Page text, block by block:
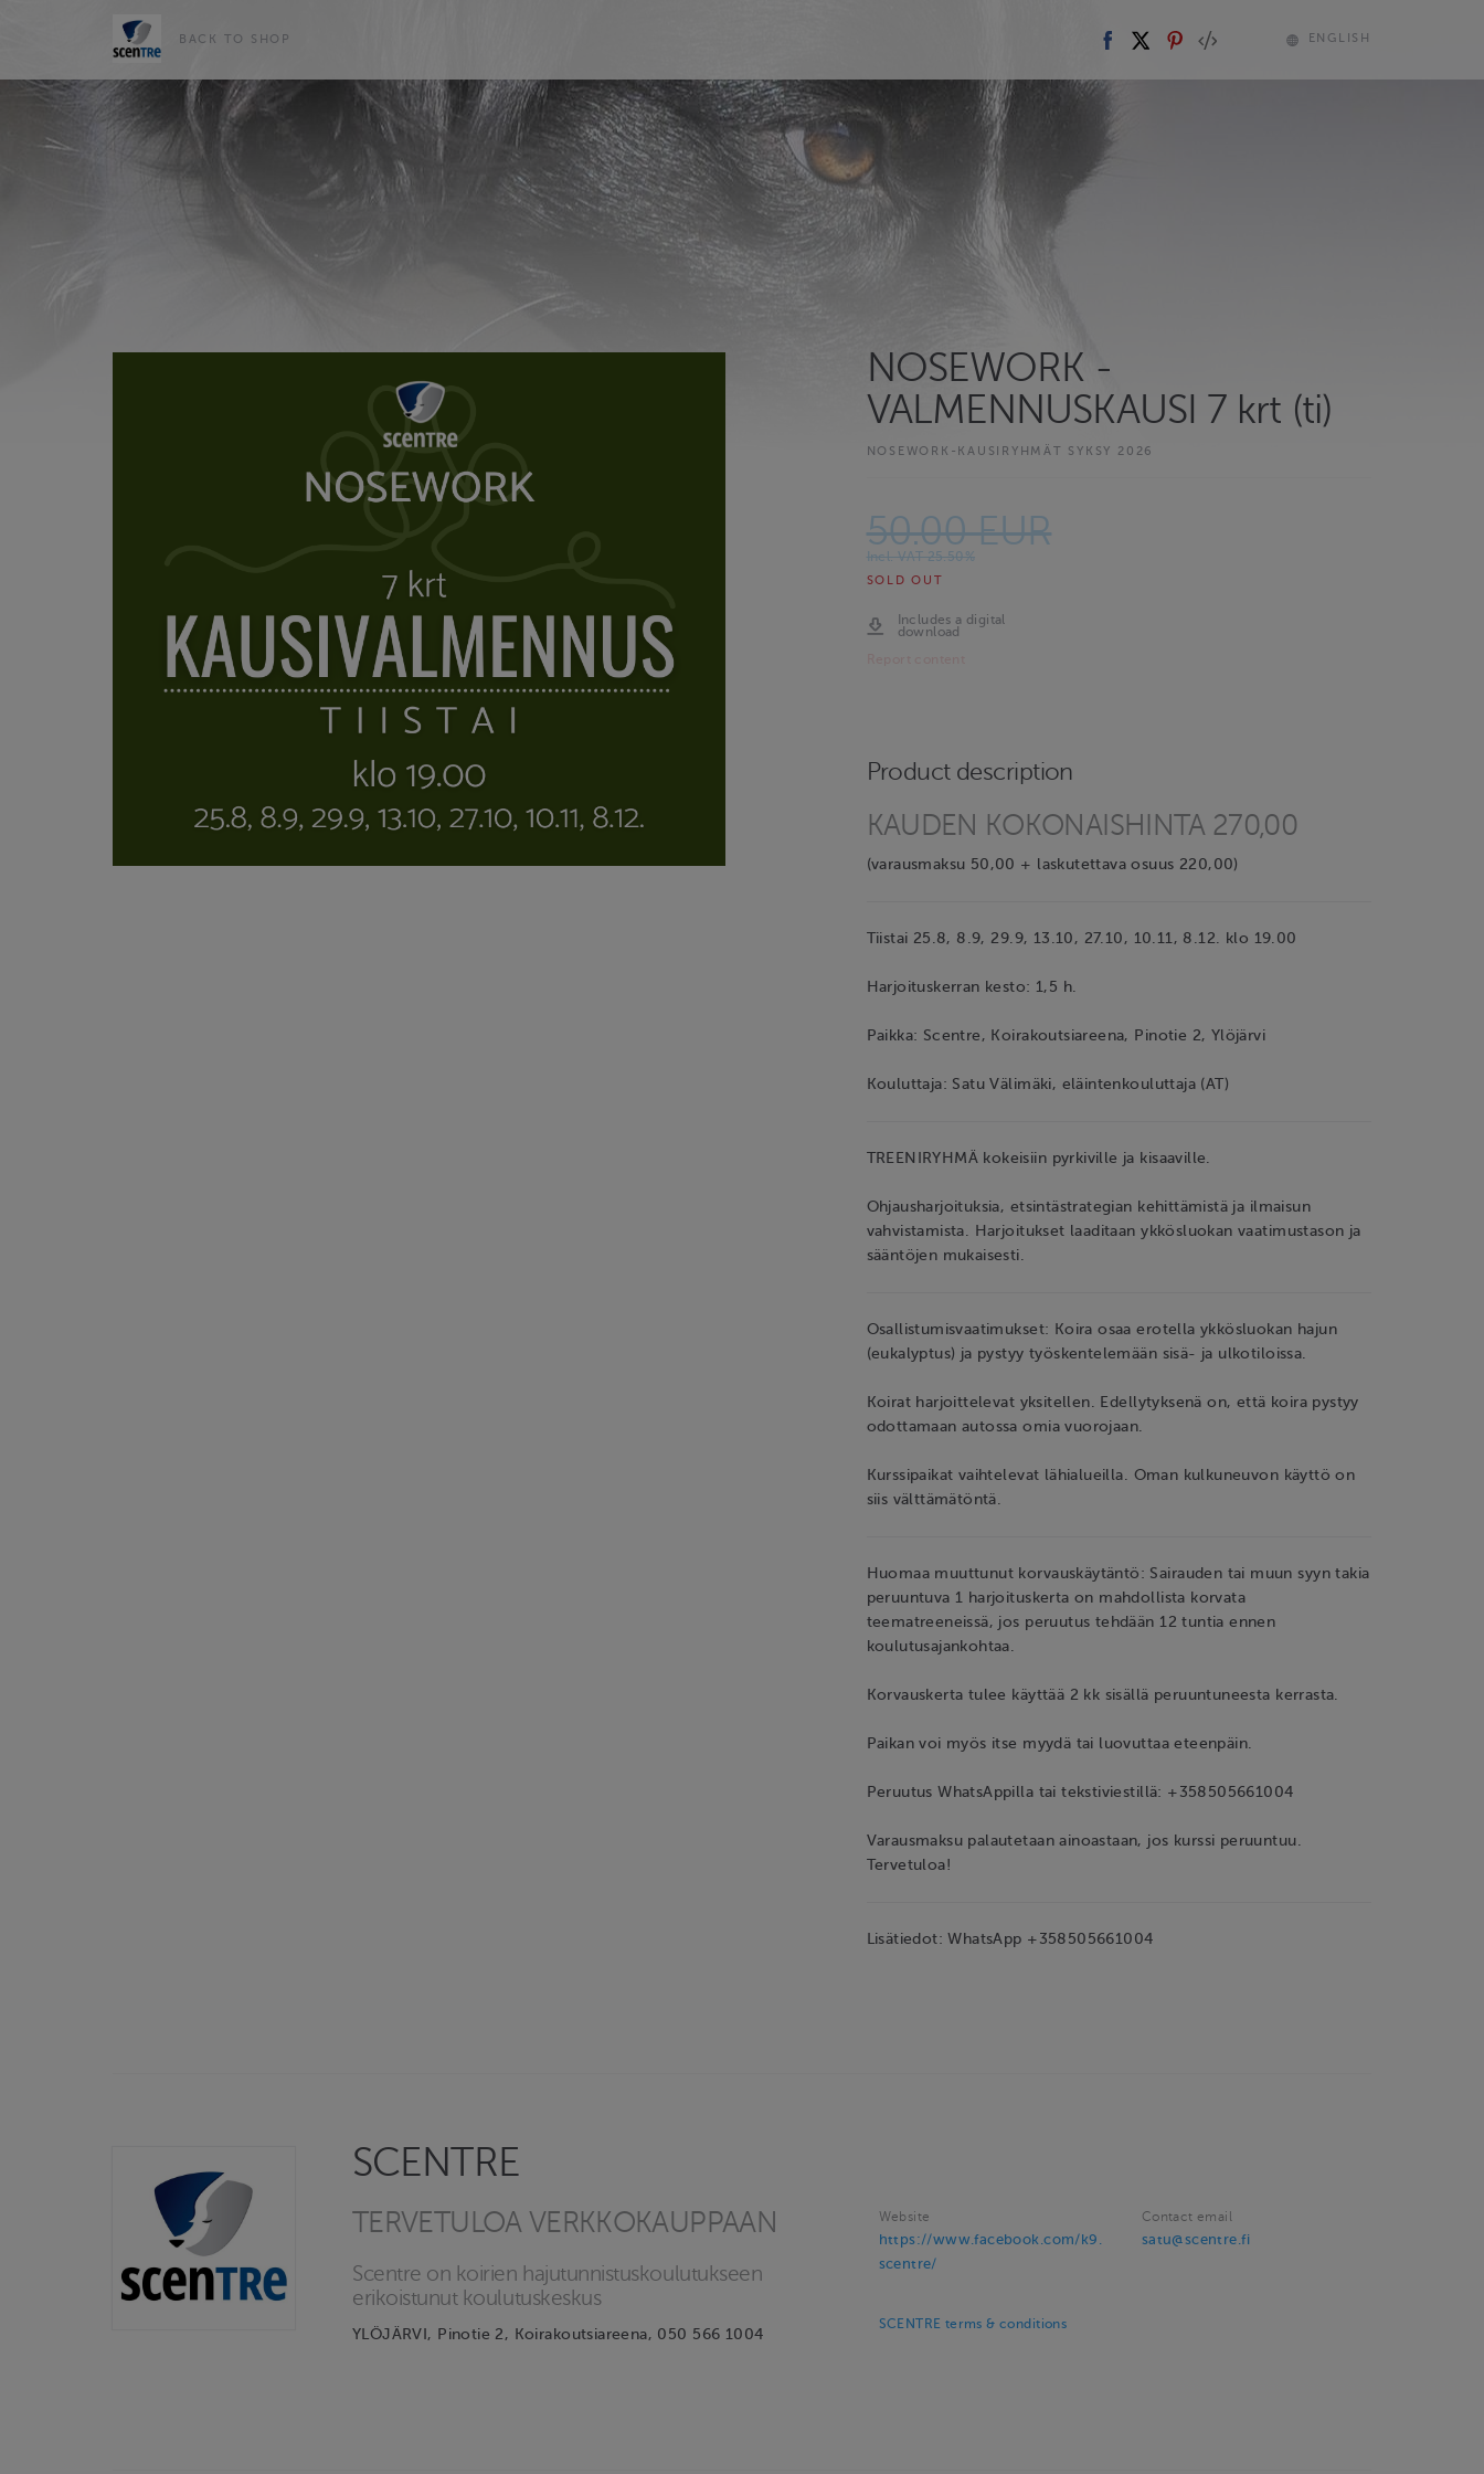
BACK TO SHOP ENGLISH
NOSEWORK -
VALMENNUSKAUSI 7 krt (ti)
NOSEWORK-KAUSIRYHMÄT SYKSY 2026
50.00 EUR
Incl. VAT 25.50%
SOLD OUT
Includes a digital
download
Product description
KAUDEN KOKONAISHINTA 270,00
(varausmaksu 50,00 + laskutettava osuus 220,00)
Tiistai 25.8, 8.9, 29.9, 13.10, 27.10, 10.11, 8.12. klo 19.00
Harjoituskerran kesto: 1,5 h.
Paikka: Scentre, Koirakoutsiareena, Pinotie 2, Ylöjärvi
Kouluttaja: Satu Välimäki, eläintenkouluttaja (AT)
TREENIRYHMÄ kokeisiin pyrkiville ja kisaaville.
Ohjausharjoituksia, etsintästrategian kehittämistä ja ilmaisun
vahvistamista. Harjoitukset laaditaan ykkösluokan vaatimustason ja
sääntöjen mukaisesti.
Osallistumisvaatimukset: Koira osaa erotella ykkösluokan hajun
(eukalyptus) ja pystyy työskentelemään sisä- ja ulkotiloissa.
Koirat harjoittelevat yksitellen. Edellytyksenä on, että koira pystyy
odottamaan autossa omia vuorojaan.
Kurssipaikat vaihtelevat lähialueilla. Oman kulkuneuvon käyttö on
siis välttämätöntä.
Huomaa muuttunut korvauskäytäntö: Sairauden tai muun syyn takia
peruuntuva 1 harjoituskerta on mahdollista korvata
teematreeneissä, jos peruutus tehdään 12 tuntia ennen
koulutusajankohtaa.
Korvauskerta tulee käyttää 2 kk sisällä peruuntuneesta kerrasta.
Paikan voi myös itse myydä tai luovuttaa eteenpäin.
Peruutus WhatsAppilla tai tekstiviestillä: +358505661004
Varausmaksu palautetaan ainoastaan, jos kurssi peruuntuu.
Tervetuloa!
Lisätiedot: WhatsApp +358505661004
SCENTRE
TERVETULOA VERKKOKAUPPAAN
Scentre on koirien hajutunnistuskoulutukseen
erikoistunut koulutuskeskus
YLÖJÄRVI, Pinotie 2, Koirakoutsiareena, 050 566 1004
Website
https://www.facebook.com/k9.
scentre/
Contact email
satu@scentre.fi
SCENTRE terms & conditions